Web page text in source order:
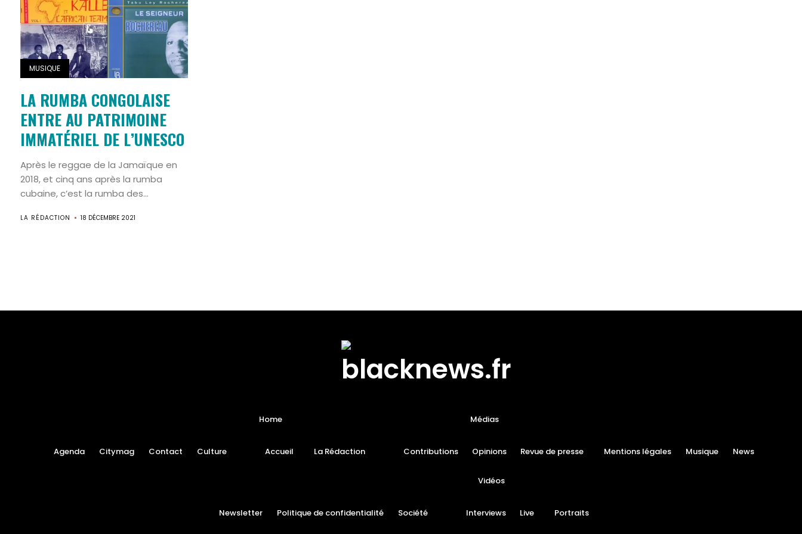
MUSIQUE
LA RUMBA CONGOLAISE
ENTRE AU PATRIMOINE
IMMATÉRIEL DE L’UNESCO
Après le reggae de la Jamaïque en
2018, et cinq ans après la rumba
cubaine, c’est la rumba des...
LA RÉDACTION 18 DÉCEMBRE 2021
Agenda Citymag Contact Culture
Home
Accueil La Rédaction
Médias
Contributions Opinions Revue de presse Mentions légales Musique News
Newsletter Politique de confidentialité Société
Vidéos
Interviews Live Portraits